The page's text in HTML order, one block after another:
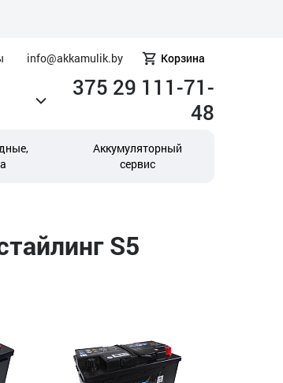
info@akkamulik.by Корзина
375 29 111-71-
48
Аккумуляторный
сервис
S5